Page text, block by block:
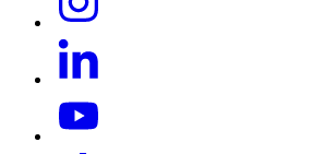
Telefon:
contact.office@cer.kaercher.com